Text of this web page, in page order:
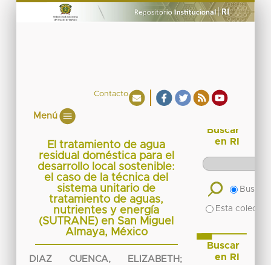
Contacto
Menú
El tratamiento de agua
residual doméstica para el
desarrollo local sostenible:
el caso de la técnica del
sistema unitario de
tratamiento de aguas,
nutrientes y energía
(SUTRANE) en San Miguel
Almaya, México
DIAZ CUENCA, ELIZABETH ;
Buscar
en RI
Buscar
Esta
Buscar
en RI